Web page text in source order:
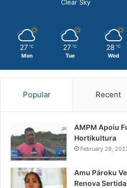
Clear Sky
27 ℃
Mon
27 ℃
Tue
28 ℃
Wed
Popular Recent
AMPM Apoiu
Hortikultura
February 28,
Amu Pároku
Renova